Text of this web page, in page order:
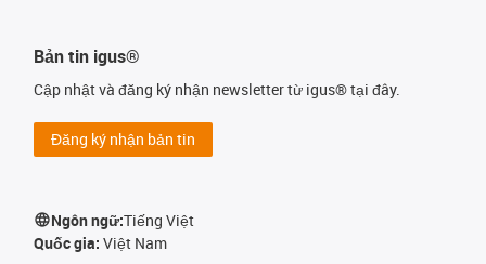
Bản tin igus®
Cập nhật và đăng ký nhận newsletter từ igus® tại đây.
Đăng ký nhận bản tin
Ngôn ngữ:Tiếng Việt
Quốc gia: Việt Nam